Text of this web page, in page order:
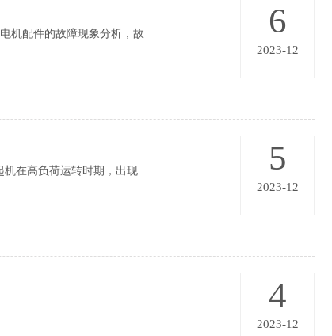
6
2023-12
机配件的故障现象分析，故
5
2023-12
在高负荷运转时期，出现
4
2023-12